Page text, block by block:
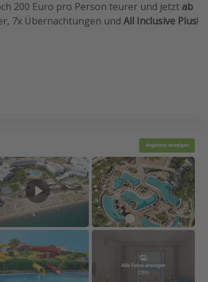
200 Euro pro Person teurer und jetzt ab
7x Übernachtungen und All Inclusive Plus!